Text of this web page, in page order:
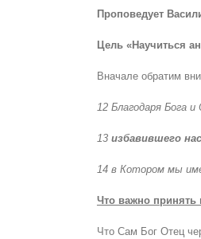
Проповедует
Цель «Научиться
Вначале обратим
12 Благодаря Бога
13 избавившего
14 в Котором мы
Что важно
Что Сам Бог Отец